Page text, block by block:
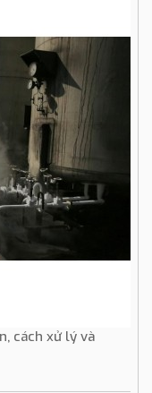
cách xử lý và